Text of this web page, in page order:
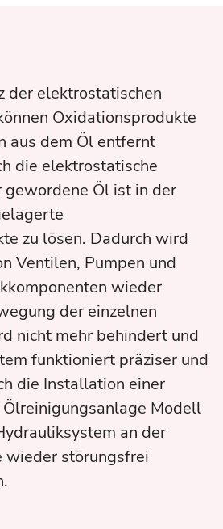
der elektrostatischen
Oxidationsprodukte
aus dem Öl entfernt
die elektrostatische
gewordene Öl ist in der
zu lösen. Dadurch wird
Ventilen, Pumpen und
wieder
der einzelnen
nicht mehr behindert und
funktioniert präziser und
die Installation einer
Modell
an der
wieder störungsfrei